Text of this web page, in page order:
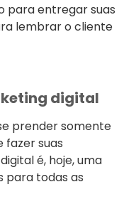
para entregar suas
lembrar o cliente
digital
prender somente
fazer suas
é, hoje, uma
para todas as